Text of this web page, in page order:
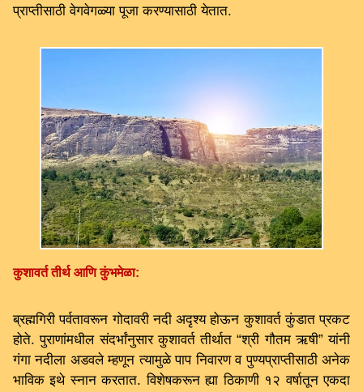
प्राप्तीसाठी वेगवेगळ्या पूजा करण्यासाठी येतात.
कुशावर्त तीर्थ आणि कुंभमेळा:
ब्रह्मगिरी पर्वतावरून गोदावरी नदी अदृश्य होऊन कुशावर्त कुंडात प्रकट
होते. पुराणांमधील संदर्भांनुसार कुशावर्त तीर्थात “श्री गौतम ऋषी” यांनी
गंगा नदीला अडवले म्हणून त्यामुळे पाप निवारण व पुण्यप्राप्तीसाठी अनेक
भाविक इथे स्नान करतात. विशेषकरून ह्या ठिकाणी १२ वर्षातून एकदा